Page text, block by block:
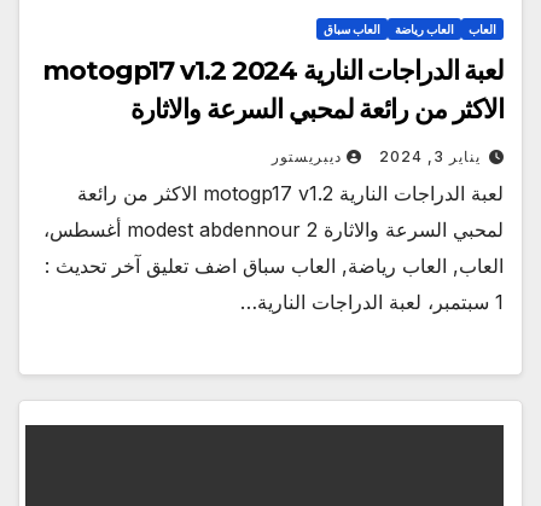
العاب العاب رياضة العاب سباق
لعبة الدراجات النارية motogp17 v1.2 2024
الاكثر من رائعة لمحبي السرعة والاثارة
يناير 3, 2024 ديبريستور
لعبة الدراجات النارية motogp17 v1.2 الاكثر من رائعة
لمحبي السرعة والاثارة modest abdennour 2 أغسطس،
العاب, العاب رياضة, العاب سباق اضف تعليق آخر تحديث :
1 سبتمبر، لعبة الدراجات النارية…